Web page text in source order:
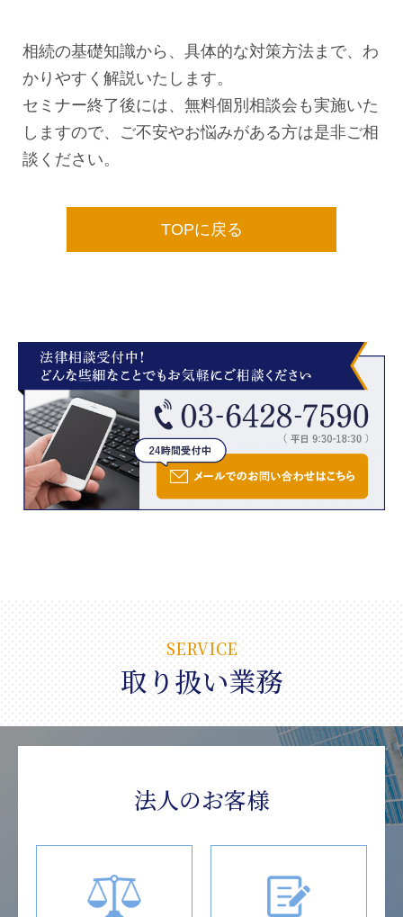
相続の基礎知識から、具体的な対策方法まで、わ
かりやすく解説いたします。
セミナー終了後には、無料個別相談会も実施いた
しますので、ご不安やお悩みがある方は是非ご相
談ください。
TOPに戻る
SERVICE
取り扱い業務
法人のお客様